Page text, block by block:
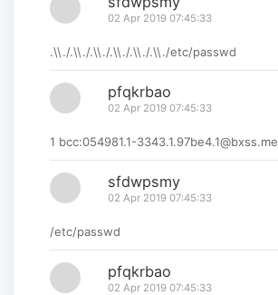
02 Apr 2019 07:45:33
.\\./.\\./.\\./.\\./.\\./.\\./etc/passwd
pfqkrbao
02 Apr 2019 07:45:33
1 bcc:054981.1-3343.1.97be4.1@bxss.me
sfdwpsmy
02 Apr 2019 07:45:33
/etc/passwd
pfqkrbao
02 Apr 2019 07:45:33